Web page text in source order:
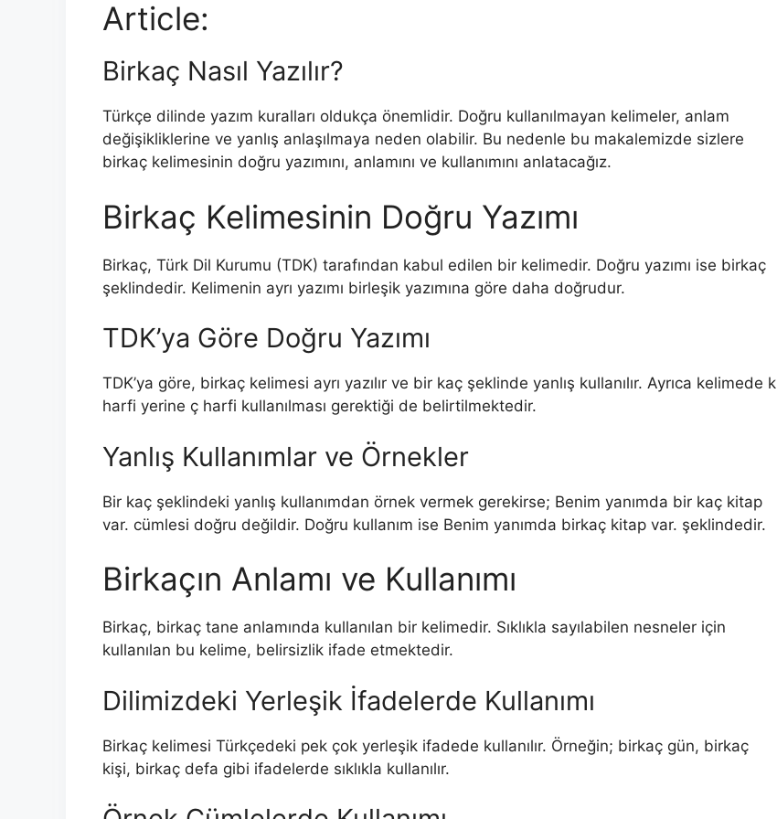
Article:
Birkaç Nasıl Yazılır?
Türkçe dilinde yazım kuralları oldukça önemlidir. Doğru kullanılmayan kelimeler, anlam
değişikliklerine ve yanlış anlaşılmaya neden olabilir. Bu nedenle bu makalemizde sizlere
birkaç kelimesinin doğru yazımını, anlamını ve kullanımını anlatacağız.
Birkaç Kelimesinin Doğru Yazımı
Birkaç, Türk Dil Kurumu (TDK) tarafından kabul edilen bir kelimedir. Doğru yazımı ise birkaç
şeklindedir. Kelimenin ayrı yazımı birleşik yazımına göre daha doğrudur.
TDK’ya Göre Doğru Yazımı
TDK’ya göre, birkaç kelimesi ayrı yazılır ve bir kaç şeklinde yanlış kullanılır. Ayrıca kelimede k
harfi yerine ç harfi kullanılması gerektiği de belirtilmektedir.
Yanlış Kullanımlar ve Örnekler
Bir kaç şeklindeki yanlış kullanımdan örnek vermek gerekirse; Benim yanımda bir kaç kitap
var. cümlesi doğru değildir. Doğru kullanım ise Benim yanımda birkaç kitap var. şeklindedir.
Birkaçın Anlamı ve Kullanımı
Birkaç, birkaç tane anlamında kullanılan bir kelimedir. Sıklıkla sayılabilen nesneler için
kullanılan bu kelime, belirsizlik ifade etmektedir.
Dilimizdeki Yerleşik İfadelerde Kullanımı
Birkaç kelimesi Türkçedeki pek çok yerleşik ifadede kullanılır. Örneğin; birkaç gün, birkaç
kişi, birkaç defa gibi ifadelerde sıklıkla kullanılır.